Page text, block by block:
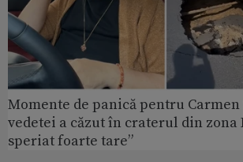
Momente de panică pentru
vedetei a căzut în craterul din zona
speriat foarte tare”